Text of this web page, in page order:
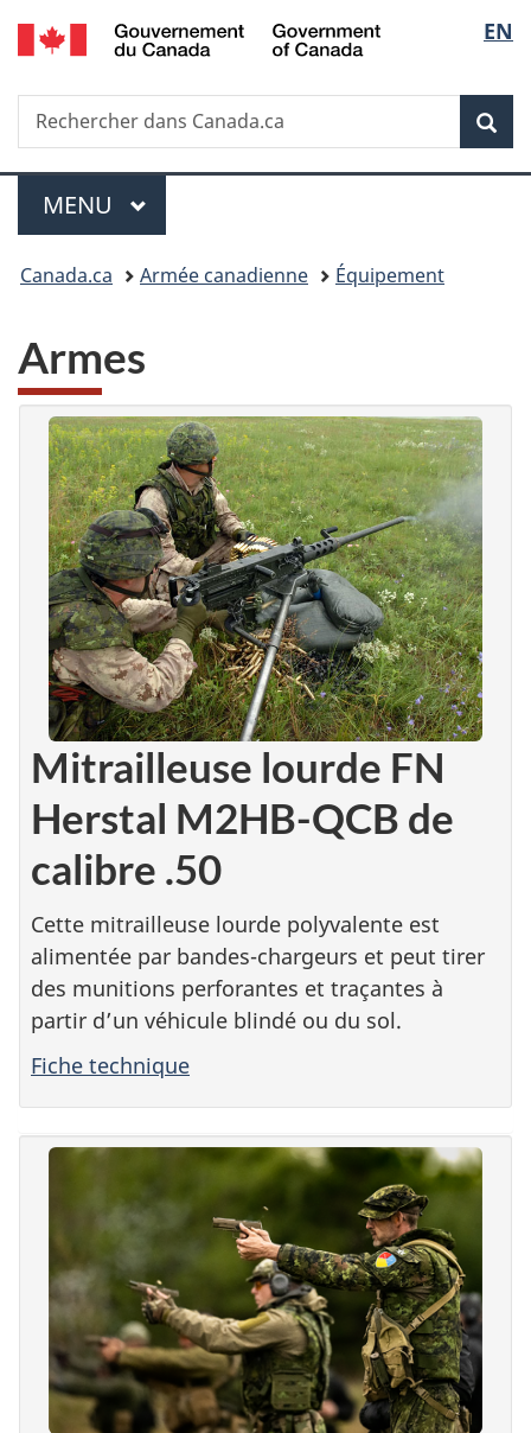
Passer
au
principal
Passer
à
Au
du
Passer
à
version
simplifiée
de
la
EN
Recherche
Rechercher
dans
Menu
MENU PRINCIPAL
Vous
ici :
Canada.ca Armée canadienne Équipement
Armes
Mitrailleuse lourde FN
Herstal M2HB-QCB de
calibre .50
Cette mitrailleuse lourde polyvalente est
alimentée par bandes-chargeurs et peut tirer
des munitions perforantes et traçantes à
partir d’un véhicule blindé ou du sol.
Fiche technique